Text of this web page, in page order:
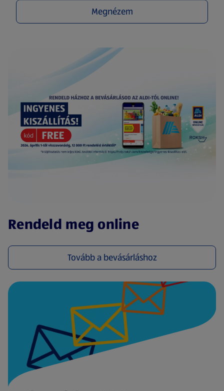
Megnézem
Rendeld meg online
Tovább a bevásárláshoz
(új oldalon nyílik meg)